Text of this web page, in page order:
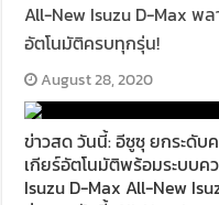
All-New Isuzu D-Max พ
อัตโนมัติครบทุกรุ่น!
August 28, 2020
ข่าวสด วันนี้: อีซูซุ ยกระดับ
เกียร์อัตโนมัติพร้อมระบบ
Isuzu D-Max All-New